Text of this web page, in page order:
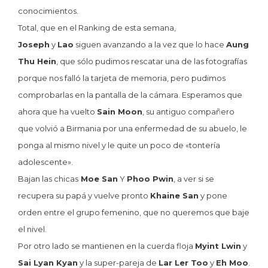
conocimientos.
Total, que en el Ranking de esta semana,
Joseph y Lao siguen avanzando a la vez que lo hace Aung
Thu Hein , que sólo pudimos rescatar una de las fotografías
porque nos falló la tarjeta de memoria, pero pudimos
comprobarlas en la pantalla de la cámara. Esperamos que
ahora que ha vuelto Sain Moon , su antiguo compañero
que volvió a Birmania por una enfermedad de su abuelo, le
ponga al mismo nivel y le quite un poco de «tontería
adolescente».
Bajan las chicas Moe San Y Phoo Pwin , a ver si se
recupera su papá y vuelve pronto Khaine San y pone
orden entre el grupo femenino, que no queremos que baje
el nivel.
Por otro lado se mantienen en la cuerda floja Myint Lwin y
Sai Lyan Kyan y la super-pareja de Lar Ler Too y Eh Moo